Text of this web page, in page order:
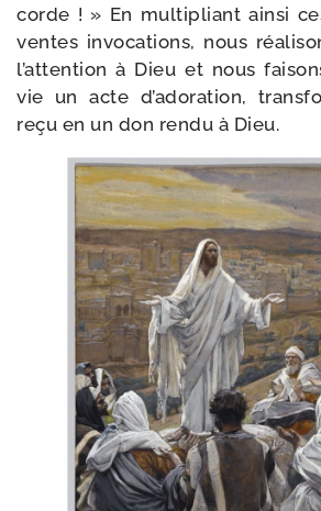
corde ! » En mul­ti­pliant ain­si
ventes invo­ca­tions, nous
l’attention à Dieu et nous
vie un acte d’a­do­ra­tion,
reçu en un don ren­du à Dieu.